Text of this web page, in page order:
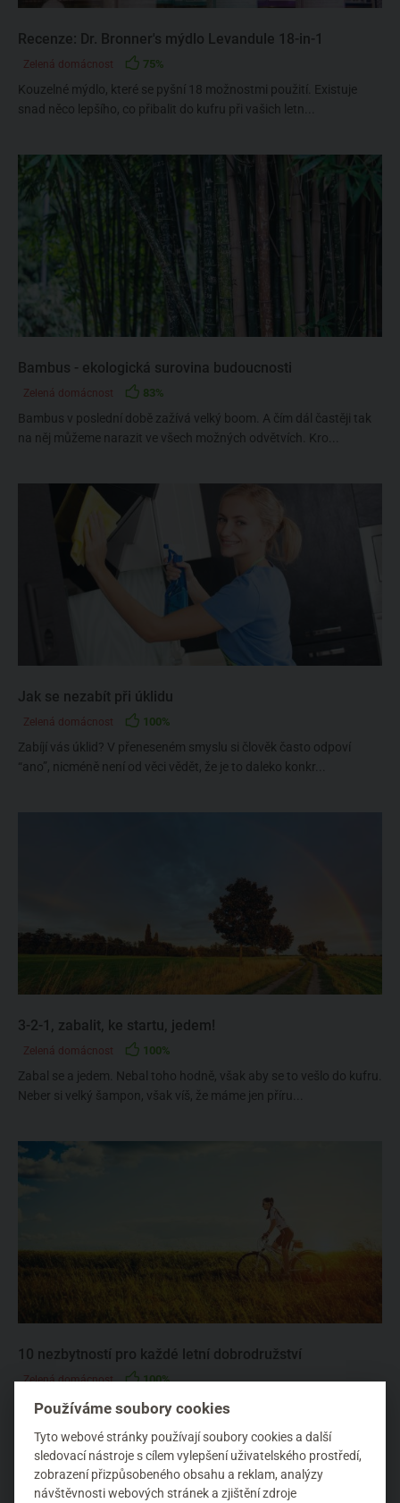
Recenze: Dr. Bronner's mýdlo Levandule 18-in-1
Zelená domácnost 75%
Kouzelné mýdlo, které se pyšní 18 možnostmi použití. Existuje
snad něco lepšího, co přibalit do kufru při vašich letn...
Bambus - ekologická surovina budoucnosti
Zelená domácnost 83%
Bambus v poslední době zažívá velký boom. A čím dál častěji tak
na něj můžeme narazit ve všech možných odvětvích. Kro...
Jak se nezabít při úklidu
Zelená domácnost 100%
Zabíjí vás úklid? V přeneseném smyslu si člověk často odpoví
“ano”, nicméně není od věci vědět, že je to daleko konkr...
3-2-1, zabalit, ke startu, jedem!
Zelená domácnost 100%
Zabal se a jedem. Nebal toho hodně, však aby se to vešlo do kufru.
Neber si velký šampon, však víš, že máme jen příru...
10 nezbytností pro každé letní dobrodružství
Zelená domácnost 100%
Co je pro vás ideální léto? Takové, kdy se ráno probouzíte pozdě a
Používáme soubory cookies
Tyto webové stránky používají soubory cookies a další
sledovací nástroje s cílem vylepšení uživatelského prostředí,
zobrazení přizpůsobeného obsahu a reklam, analýzy
návštěvnosti webových stránek a zjištění zdroje